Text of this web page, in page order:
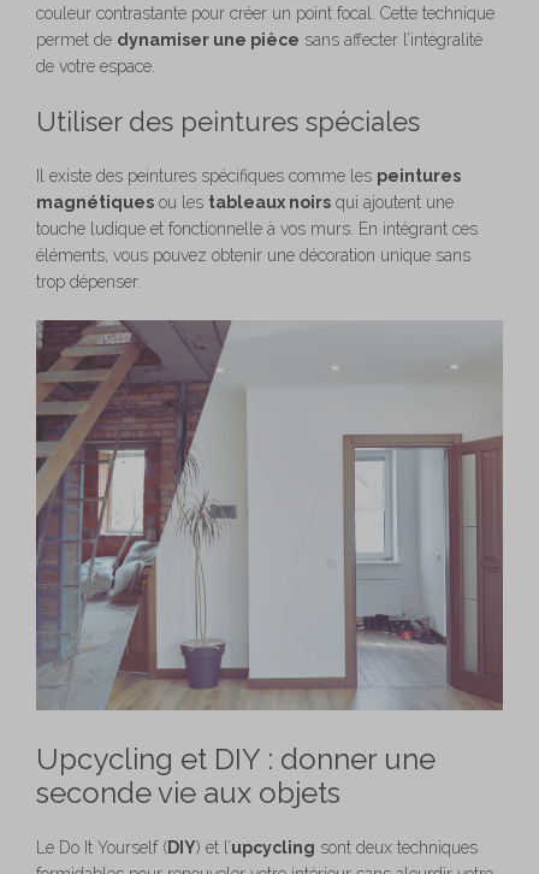
couleur contrastante pour créer un point focal. Cette technique
permet de dynamiser une pièce sans affecter l’intégralité
de votre espace.
Utiliser des peintures spéciales
Il existe des peintures spécifiques comme les peintures
magnétiques ou les tableaux noirs qui ajoutent une
touche ludique et fonctionnelle à vos murs. En intégrant ces
éléments, vous pouvez obtenir une décoration unique sans
trop dépenser.
Upcycling et DIY : donner une
seconde vie aux objets
Le Do It Yourself (DIY) et l’upcycling sont deux techniques